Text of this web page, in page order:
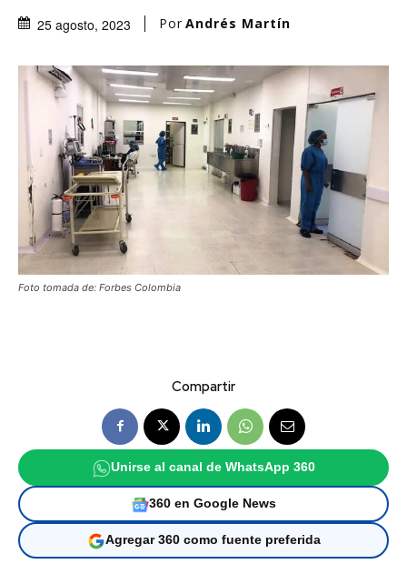
25 agosto, 2023 Por Andrés Martín
Foto tomada de: Forbes Colombia
Compartir
Unirse al canal de WhatsApp 360
360 en Google News
Agregar 360 como fuente preferida